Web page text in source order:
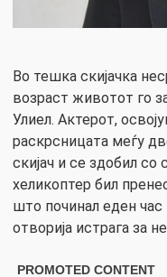
Во тешка скијачка
возраст животот го
Улиел. Актерот,
раскрсницата меѓу
скијач и се здобил
хеликоптер бил
што починал еден
отворија истрага за